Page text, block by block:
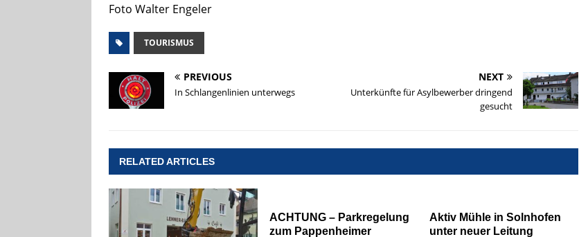
Foto Walter Engeler
TOURISMUS
PREVIOUS
In Schlangenlinien unterwegs
NEXT
Unterkünfte für Asylbewerber dringend
gesucht
RELATED ARTICLES
ACHTUNG – Parkregelung
zum Pappenheimer
Aktiv Mühle in Solnhofen
unter neuer Leitung